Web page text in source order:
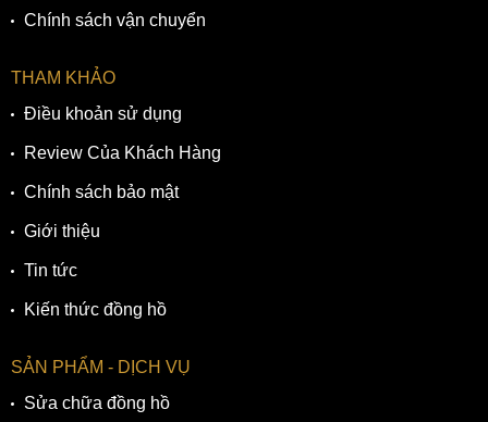
Chính sách vận chuyển
THAM KHẢO
Điều khoản sử dụng
Review Của Khách Hàng
Chính sách bảo mật
Giới thiệu
Tin tức
Kiến thức đồng hồ
SẢN PHẨM - DỊCH VỤ
Sửa chữa đồng hồ